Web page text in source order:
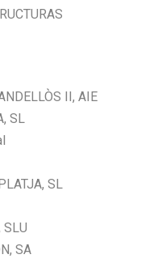
II, AIE
SL
SL
SLU
SA